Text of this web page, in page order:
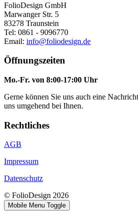
FolioDesign GmbH
Marwanger Str. 5
83278 Traunstein
Tel: 0861 - 9096770
Email: info@foliodesign.de
Öffnungszeiten
Mo.-Fr. von 8:00-17:00 Uhr
Gerne können Sie uns auch eine
uns umgehend bei Ihnen.
Rechtliches
AGB
Impressum
Datenschutz
© FolioDesign 2026
Mobile Menu Toggle